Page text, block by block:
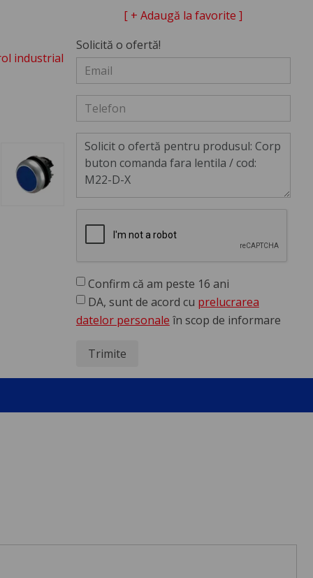
industrial
[ + Adaugă la favorite ]
Solicită o ofertă!
Confirm că am peste 16 ani
DA, sunt de acord cu prelucrarea
datelor personale în scop de informare
Trimite